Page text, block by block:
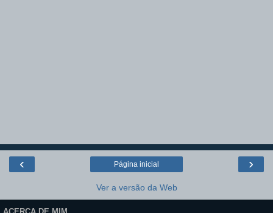
‹ ›
Página inicial
Ver a versão da Web